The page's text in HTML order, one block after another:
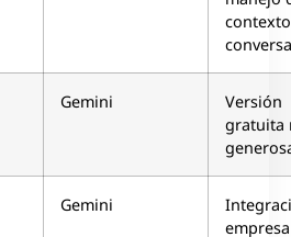
contexto
Gemini
Versión
gratuita
Gemini